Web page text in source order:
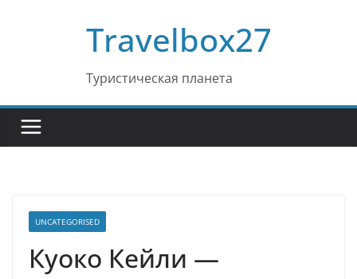
Travelbox27
Туристическая планета
UNCATEGORISED
Куоко Кейли —